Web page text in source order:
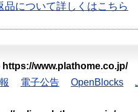
品について詳しくはこちら
https://www.plathome.co.jp/
電子公告 OpenBlocks